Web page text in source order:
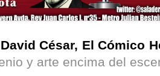
David César, El Cómico
y arte encima del